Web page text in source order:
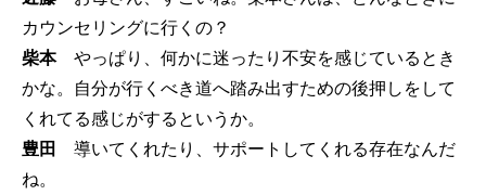
カウンセリングに行くの？
柴本やっぱり、何かに迷ったり不安を感じているとき
かな。自分が行くべき道へ踏み出すための後押しをして
くれてる感じがするというか。
豊田
導いてくれたり、サポートしてくれる存在なんだ
ね。